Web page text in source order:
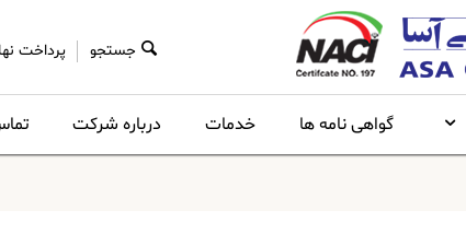
جستجو پرداخت
گواهی نامه ها خدمات درباره شرکت